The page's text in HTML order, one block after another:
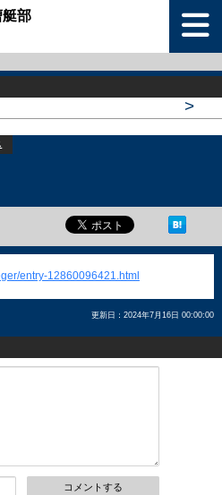
部
>
entry-12860096421.html
更新日：2024年7月16日 00:00:00
コメントする